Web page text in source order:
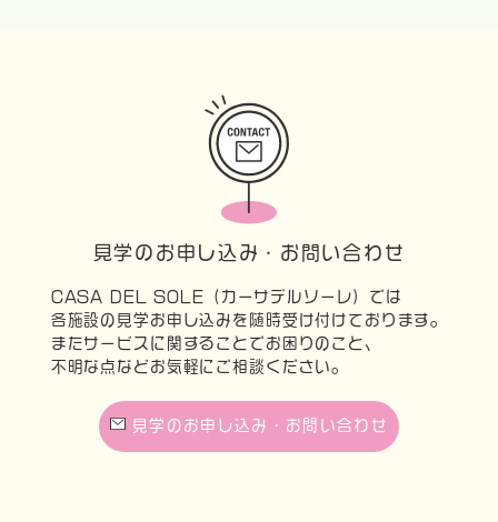
見学のお申し込み・お問い合わせ
CASA DEL SOLE（カーサデルソーレ）では
各施設の見学お申し込みを随時受け付けております。
またサービスに関することでお困りのこと、
不明な点などお気軽にご相談ください。
見学のお申し込み・お問い合わせ